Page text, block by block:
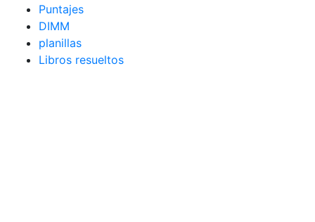
Puntajes
DIMM
planillas
Libros resueltos